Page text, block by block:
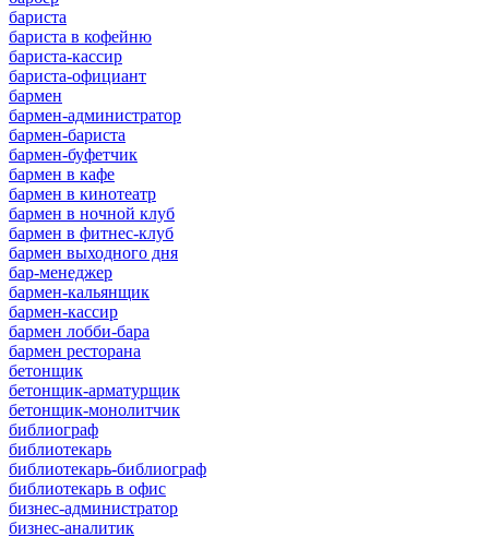
бариста
бариста в кофейню
бариста-кассир
бариста-официант
бармен
бармен-администратор
бармен-бариста
бармен-буфетчик
бармен в кафе
бармен в кинотеатр
бармен в ночной клуб
бармен в фитнес-клуб
бармен выходного дня
бар-менеджер
бармен-кальянщик
бармен-кассир
бармен лобби-бара
бармен ресторана
бетонщик
бетонщик-арматурщик
бетонщик-монолитчик
библиограф
библиотекарь
библиотекарь-библиограф
библиотекарь в офис
бизнес-администратор
бизнес-аналитик